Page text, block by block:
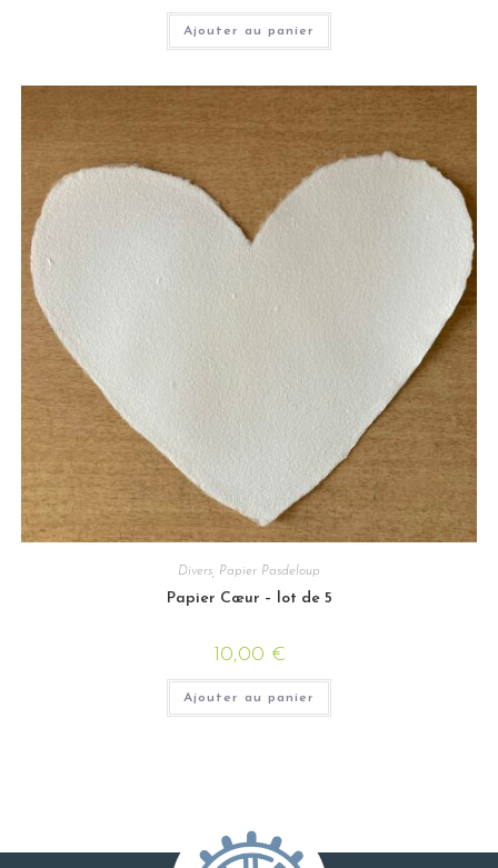
Ajouter au panier
Divers Papier Pasdeloup
Papier Cœur – lot de 5
10,00 €
Ajouter au panier